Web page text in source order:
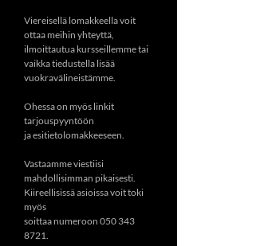
Viereisellä lomakkeella voit
ottaa meihin yhteyttä,
ilmoittautua kursseillemme tai
vaikka tiedustella lisää
vuokravälineistämme.
Ohessa on myös linkit
tarjouspyyntöön
ja esitietolomakkeeseen.
Vastaamme viestiisi
mahdollisimman pikaisesti.
Kiireellisissä asioissa voit toki
myös
soittaa numeroon 050 343
8721.